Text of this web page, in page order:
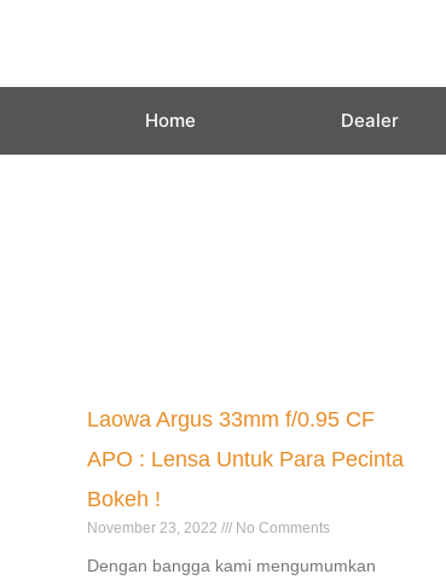
content
Home Dealer
Laowa Argus 33mm f/0.95 CF
APO : Lensa Untuk Para Pecinta
Bokeh !
November 23, 2022 No Comments
Dengan bangga kami mengumumkan